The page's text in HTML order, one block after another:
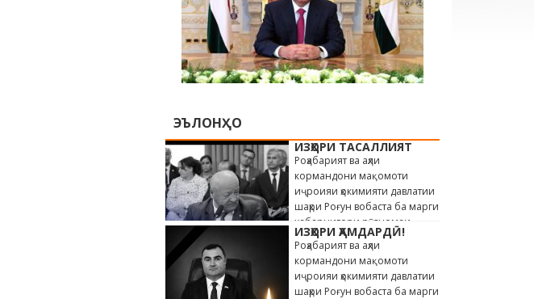
ЭЪЛОНҲО
ИЗҲОРИ ТАСАЛЛИЯТ
Роҳабарият ва аҳли
кормандони мақомоти
иҷроияи ҳокимияти давлатии
шаҳри Роғун вобаста ба марги
хабарнигори рӯзномаи
«Истиқлол» Саиди Ҳайдар,
сахт андӯҳгин …
ИЗҲОРИ ҲАМДАРДӢ!
Роҳабарият ва аҳли
кормандони мақомоти
иҷроияи ҳокимияти давлатии
шаҳри Роғун вобаста ба марги